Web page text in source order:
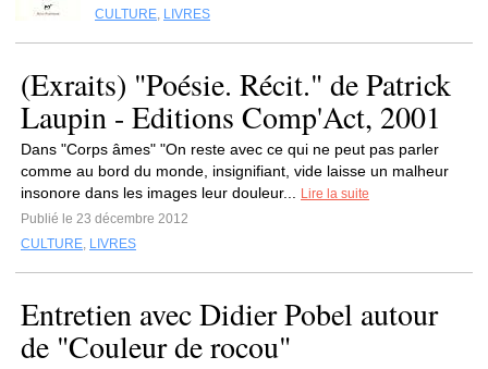
CULTURE, LIVRES
(Exraits) "Poésie. Récit." de Patrick
Laupin - Editions Comp'Act, 2001
Dans "Corps âmes" "On reste avec ce qui ne peut pas parler
comme au bord du monde, insignifiant, vide laisse un malheur
insonore dans les images leur douleur...
Lire la suite
Publié le 23 décembre 2012
CULTURE, LIVRES
Entretien avec Didier Pobel autour
de "Couleur de rocou"